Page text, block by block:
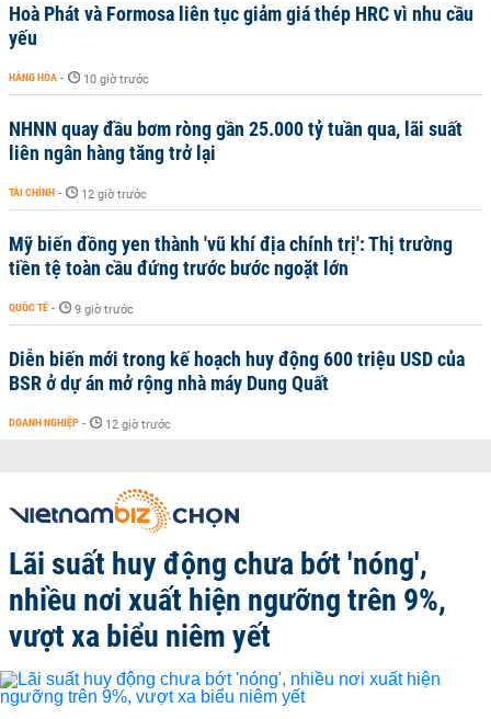
Hoà Phát và Formosa liên tục giảm giá thép HRC vì nhu cầu
yếu
HÀNG HÓA - 10 giờ trước
NHNN quay đầu bơm ròng gần 25.000 tỷ tuần qua, lãi suất
liên ngân hàng tăng trở lại
TÀI CHÍNH - 12 giờ trước
Mỹ biến đồng yen thành 'vũ khí địa chính trị': Thị trường
tiền tệ toàn cầu đứng trước bước ngoặt lớn
QUỐC TẾ - 9 giờ trước
Diễn biến mới trong kế hoạch huy động 600 triệu USD của
BSR ở dự án mở rộng nhà máy Dung Quất
DOANH NGHIỆP - 12 giờ trước
Lãi suất huy động chưa bớt 'nóng',
nhiều nơi xuất hiện ngưỡng trên 9%,
vượt xa biểu niêm yết